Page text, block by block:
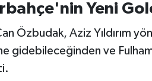
Yeni
Özbudak, Aziz Yıldırım
gidebileceğinden ve